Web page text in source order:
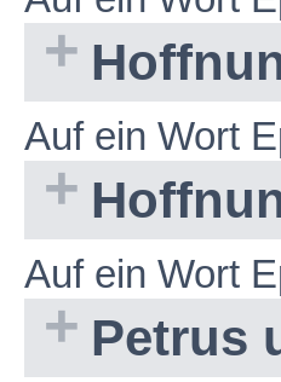
Auf ein Wort
Auf ein Wort
Petrus